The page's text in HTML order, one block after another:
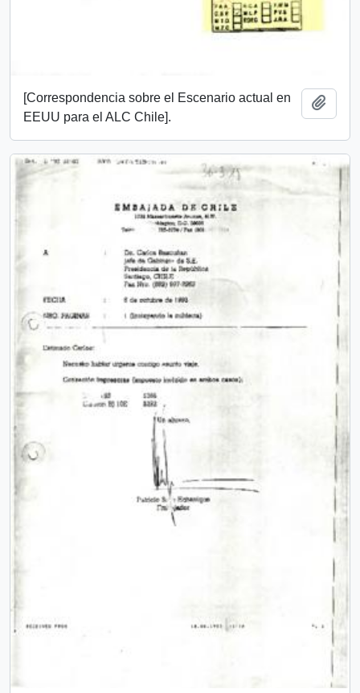
[Correspondencia sobre el Escenario actual en
EEUU para el ALC Chile].